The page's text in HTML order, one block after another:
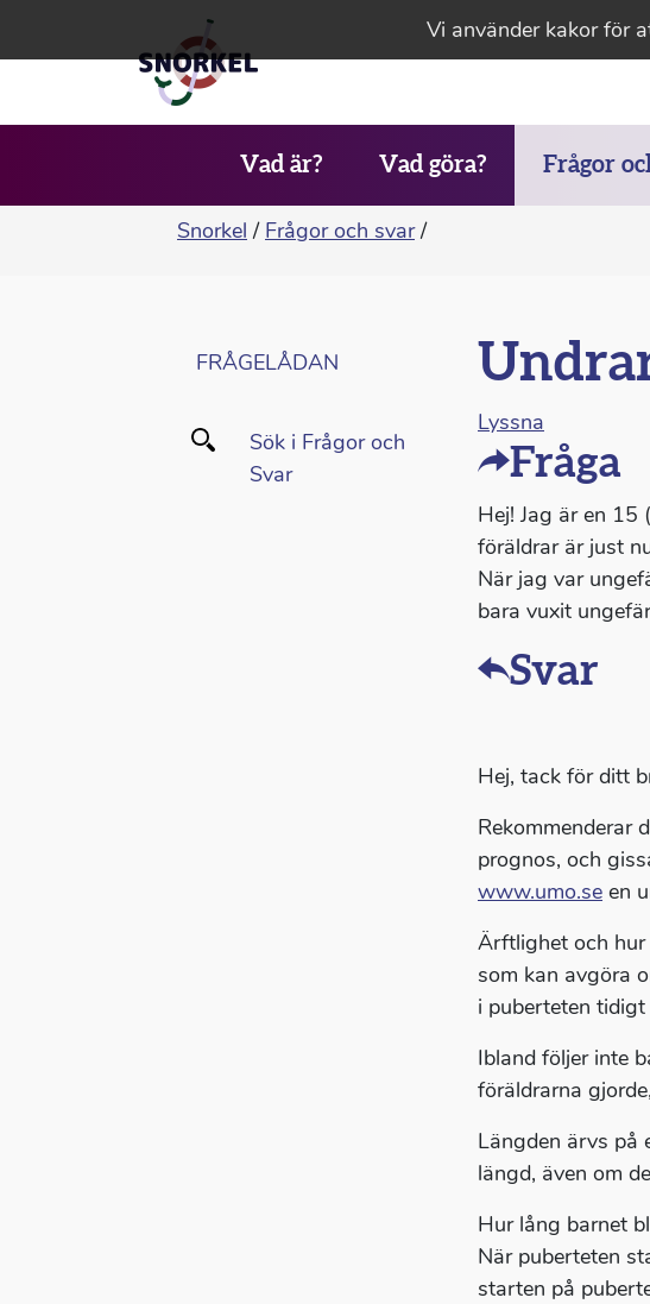
Vi använder kakor för
Vad är? Vad göra? Frågor
Snorkel / Frågor och svar /
FRÅGELÅDAN
Sök i Frågor och
Svar
Lyssna
Fråga
Hej! Jag är en
föräldrar är just
När jag var
bara vuxit
Svar
Hej, tack för ditt
Rekommenderar
prognos, och
www.umo.se en
Ärftlighet och hur
som kan avgöra
i puberteten
Ibland följer inte
föräldrarna
Längden ärvs på
längd, även om
Hur lång barnet
När puberteten
starten på